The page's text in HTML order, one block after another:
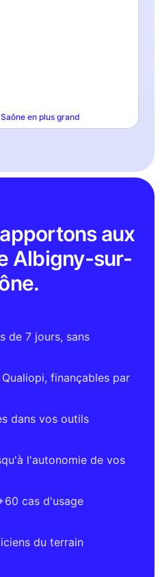
en plus grand
aux
Albigny-sur-
de 7 jours, sans
finançables par
dans vos outils
l'autonomie de vos
cas d'usage
du terrain